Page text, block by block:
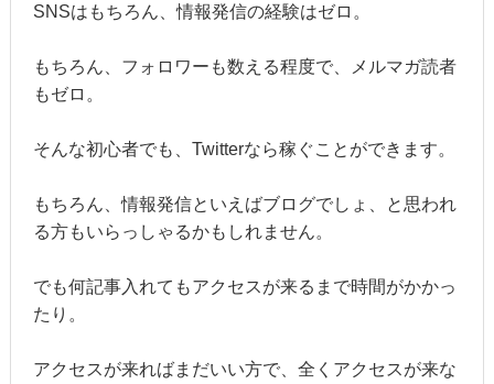
SNSはもちろん、情報発信の経験はゼロ。
もちろん、フォロワーも数える程度で、メルマガ読者
もゼロ。
そんな初心者でも、Twitterなら稼ぐことができます。
もちろん、情報発信といえばブログでしょ、と思われ
る方もいらっしゃるかもしれません。
でも何記事入れてもアクセスが来るまで時間がかかっ
たり。
アクセスが来ればまだいい方で、全くアクセスが来な